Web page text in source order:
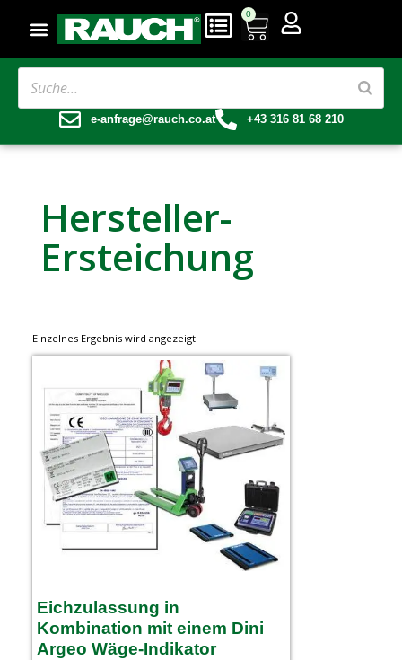
0
e-anfrage@rauch.co.at +43 316 81 68 210
Hersteller-
Ersteichung
Einzelnes Ergebnis wird angezeigt
Eichzulassung in
Kombination mit einem Dini
Argeo Wäge-Indikator